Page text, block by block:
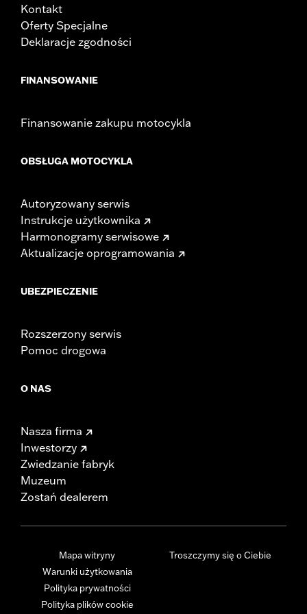
Kontakt
Oferty Specjalne
Deklaracje zgodności
FINANSOWANIE
Finansowanie zakupu motocykla
OBSŁUGA MOTOCYKLA
Autoryzowany serwis
Instrukcje użytkownika
Harmonogramy serwisowe
Aktualizacje oprogramowania
UBEZPIECZENIE
Rozszerzony serwis
Pomoc drogowa
O NAS
Nasza firma
Inwestorzy
Zwiedzanie fabryk
Muzeum
Zostań dealerem
Mapa witryny
Warunki użytkowania
Polityka prywatności
Polityka plików cookie
Troszczymy się o Ciebie